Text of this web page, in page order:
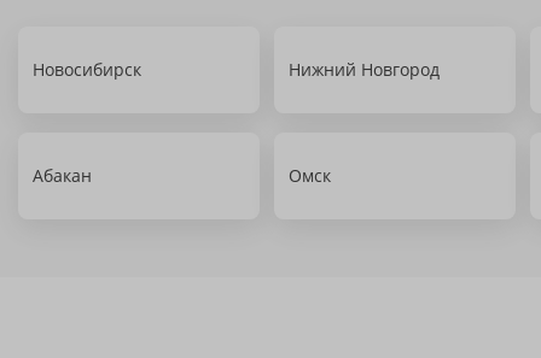
Новосибирск Нижний Новгород
Абакан Омск